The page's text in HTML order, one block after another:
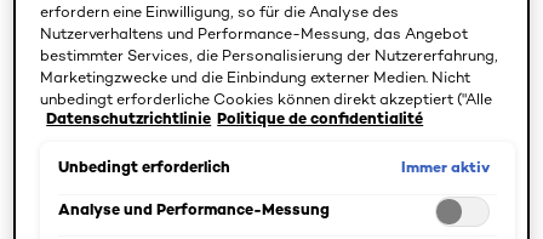
3 Ergebnis(se)
BEDÜRFNISSE
SPEZIFIZIEREN (1)
erfordern eine Einwilligung, so für die Analyse des
Nutzerverhaltens und Performance-Messung, das Angebot
bestimmter Services, die Personalisierung der Nutzererfahrung,
Marketingzwecke und die Einbindung externer Medien. Nicht
unbedingt erforderliche Cookies können direkt akzeptiert ("Alle
akzeptieren") oder abgelehnt ("Ohne Einwilligung fortfahren")
ebenfalls möglich und speicherbar ("Auswahl speichern"). Die
angepasst werden. Für weitere Informationen s. unsere
Datenschutzrichtlinie Politique de confidentialité
Unbedingt erforderlich Immer aktiv
Analyse und Performance-Messung